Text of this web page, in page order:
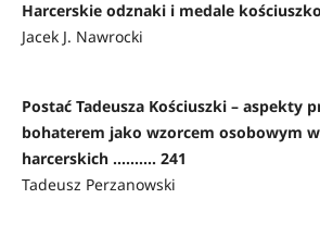
Harcerskie odznaki i medale
Jacek J. Nawrocki
Postać Tadeusza Kościuszki – aspekty
bohaterem jako wzorcem osobowym
harcerskich .......... 241
Tadeusz Perzanowski